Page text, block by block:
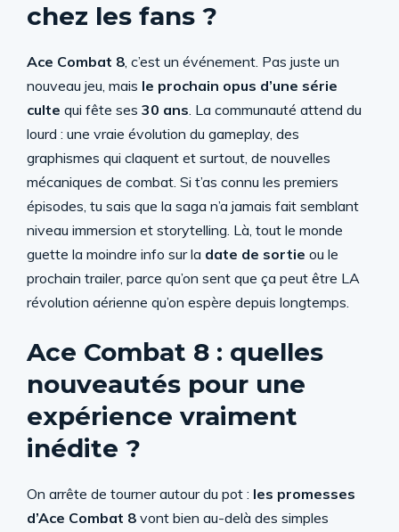
chez les fans ?
Ace Combat 8, c’est un événement. Pas juste un
nouveau jeu, mais le prochain opus d’une série
culte qui fête ses 30 ans. La communauté attend du
lourd : une vraie évolution du gameplay, des
graphismes qui claquent et surtout, de nouvelles
mécaniques de combat. Si t’as connu les premiers
épisodes, tu sais que la saga n’a jamais fait semblant
niveau immersion et storytelling. Là, tout le monde
guette la moindre info sur la date de sortie ou le
prochain trailer, parce qu’on sent que ça peut être LA
révolution aérienne qu’on espère depuis longtemps.
Ace Combat 8 : quelles
nouveautés pour une
expérience vraiment
inédite ?
On arrête de tourner autour du pot : les promesses
d’Ace Combat 8 vont bien au-delà des simples